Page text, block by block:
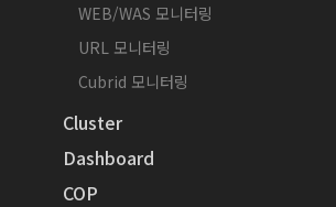
WEB/WAS 모니터링
URL 모니터링
Cubrid 모니터링
Cluster
Dashboard
COP